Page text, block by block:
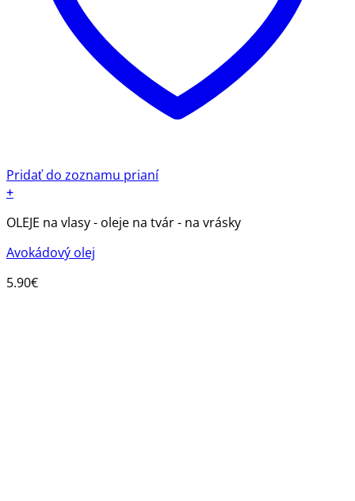
Pridať do zoznamu prianí
+
OLEJE na vlasy - oleje na tvár - na vrásky
Avokádový olej
5.90€